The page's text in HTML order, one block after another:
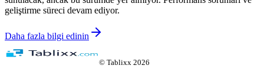
geliştirme süreci devam ediyor.
Daha fazla bilgi edinin
© Tablixx 2026